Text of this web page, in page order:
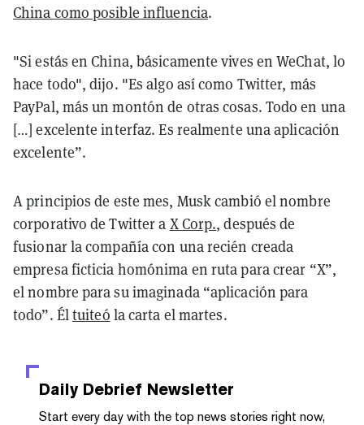
China como posible influencia.
"Si estás en China, básicamente vives en WeChat, lo
hace todo", dijo. "Es algo así como Twitter, más
PayPal, más un montón de otras cosas. Todo en una
[…] excelente interfaz. Es realmente una aplicación
excelente”.
A principios de este mes, Musk cambió el nombre
corporativo de Twitter a X Corp., después de
fusionar la compañía con una recién creada
empresa ficticia homónima en ruta para crear “X”,
el nombre para su imaginada “aplicación para
todo”. Éltuiteó la carta el martes.
Daily Debrief Newsletter
Start every day with the top news stories right now,